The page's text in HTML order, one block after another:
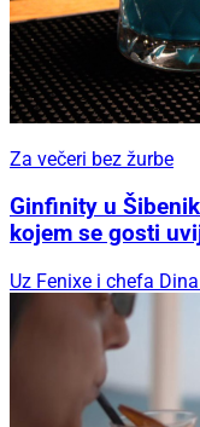
Za večeri bez žurbe
Ginfinity u
kojem se gosti
Uz Fenixe i chefa